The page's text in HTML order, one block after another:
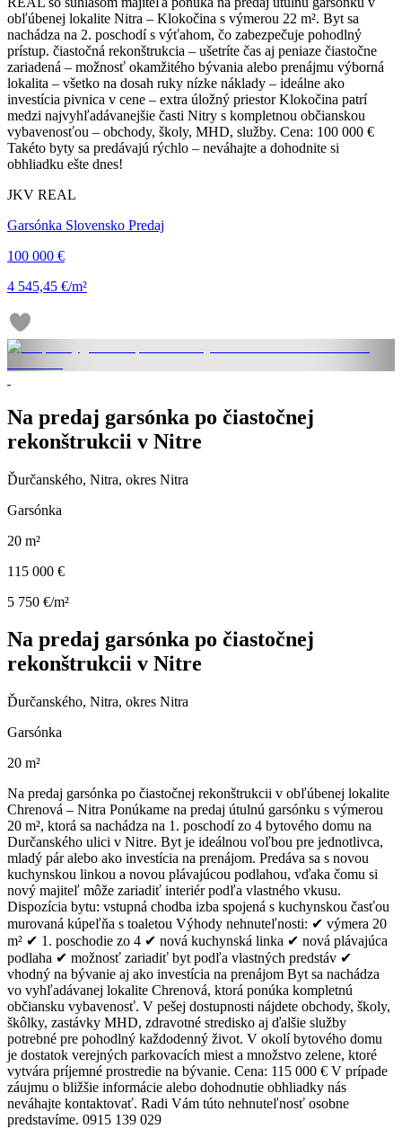
obľúbenej lokalite Nitra – Klokočina s výmerou 22 m². Byt sa
nachádza na 2. poschodí s výťahom, čo zabezpečuje pohodlný
prístup. čiastočná rekonštrukcia – ušetríte čas aj peniaze čiastočne
zariadená – možnosť okamžitého bývania alebo prenájmu výborná
lokalita – všetko na dosah ruky nízke náklady – ideálne ako
investícia pivnica v cene – extra úložný priestor Klokočina patrí
medzi najvyhľadávanejšie časti Nitry s kompletnou občianskou
vybavenosťou – obchody, školy, MHD, služby. Cena: 100 000 €
Takéto byty sa predávajú rýchlo – neváhajte a dohodnite si
obhliadku ešte dnes!
JKV REAL
Garsónka Slovensko Predaj
100 000 €
4 545,45 €/m²
Na predaj garsónka po čiastočnej
rekonštrukcii v Nitre
Ďurčanského, Nitra, okres Nitra
Garsónka
20 m²
115 000 €
5 750 €/m²
Na predaj garsónka po čiastočnej
rekonštrukcii v Nitre
Ďurčanského, Nitra, okres Nitra
Garsónka
20 m²
Na predaj garsónka po čiastočnej rekonštrukcii v obľúbenej lokalite
Chrenová – Nitra Ponúkame na predaj útulnú garsónku s výmerou
20 m², ktorá sa nachádza na 1. poschodí zo 4 bytového domu na
Durčanského ulici v Nitre. Byt je ideálnou voľbou pre jednotlivca,
mladý pár alebo ako investícia na prenájom. Predáva sa s novou
kuchynskou linkou a novou plávajúcou podlahou, vďaka čomu si
nový majiteľ môže zariadiť interiér podľa vlastného vkusu.
Dispozícia bytu: vstupná chodba izba spojená s kuchynskou časťou
murovaná kúpeľňa s toaletou Výhody nehnuteľnosti: ✔ výmera 20
m² ✔ 1. poschodie zo 4 ✔ nová kuchynská linka ✔ nová plávajúca
podlaha ✔ možnosť zariadiť byt podľa vlastných predstáv ✔
vhodný na bývanie aj ako investícia na prenájom Byt sa nachádza
vo vyhľadávanej lokalite Chrenová, ktorá ponúka kompletnú
občiansku vybavenosť. V pešej dostupnosti nájdete obchody, školy,
škôlky, zastávky MHD, zdravotné stredisko aj ďalšie služby
potrebné pre pohodlný každodenný život. V okolí bytového domu
je dostatok verejných parkovacích miest a množstvo zelene, ktoré
vytvára príjemné prostredie na bývanie. Cena: 115 000 € V prípade
záujmu o bližšie informácie alebo dohodnutie obhliadky nás
neváhajte kontaktovať. Radi Vám túto nehnuteľnosť osobne
predstavíme. 0915 139 029